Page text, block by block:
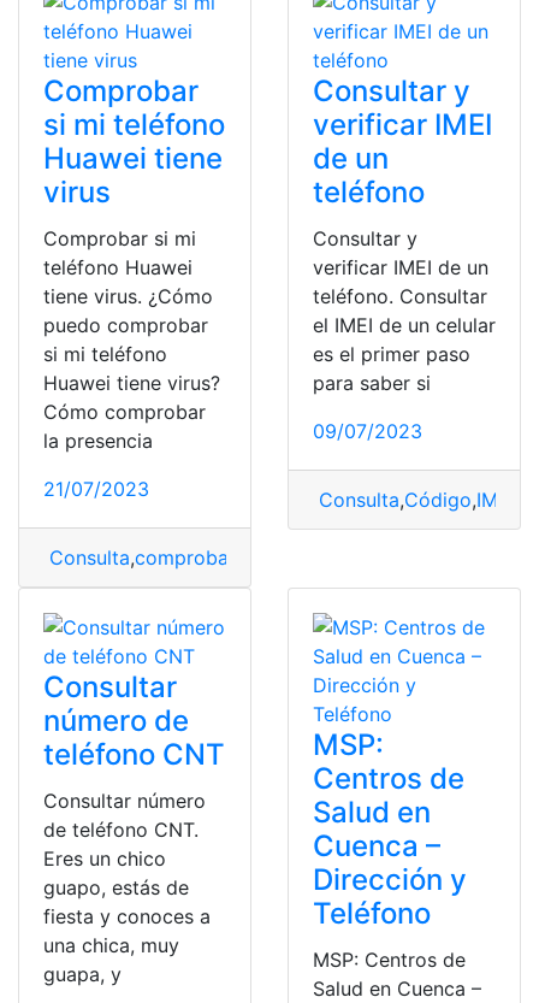
Comprobar
si mi teléfono
Huawei tiene
virus
Comprobar si mi
teléfono Huawei
tiene virus. ¿Cómo
puedo comprobar
si mi teléfono
Huawei tiene virus?
Cómo comprobar
la presencia
21/07/2023
Consulta,comprobar
Consultar y
verificar IMEI
de un
teléfono
Consultar y
verificar IMEI de un
teléfono. Consultar
el IMEI de un celular
es el primer paso
para saber si
09/07/2023
Consulta,Código,IMEI
Consultar
número de
teléfono CNT
Consultar número
de teléfono CNT.
Eres un chico
guapo, estás de
fiesta y conoces a
una chica, muy
guapa, y
MSP:
Centros de
Salud en
Cuenca –
Dirección y
Teléfono
MSP: Centros de
Salud en Cuenca –